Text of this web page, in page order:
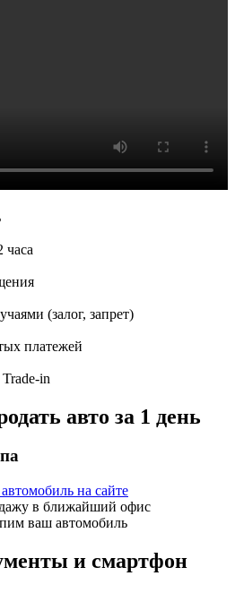
часа
(залог, запрет)
платежей
авто за 1 день
на сайте
в ближайший офис
ваш автомобиль
и смартфон